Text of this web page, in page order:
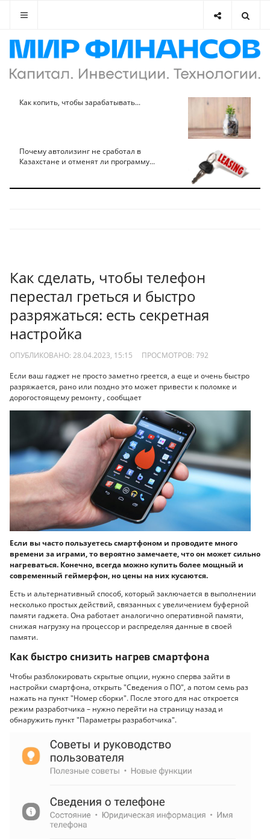
Как копить, чтобы зарабатывать...
Почему автолизинг не сработал в
Казахстане и отменят ли программу...
Как сделать, чтобы телефон
перестал греться и быстро
разряжаться: есть секретная
настройка
ОПУБЛИКОВАНО: 28.04.2023, 15:15 ПРОСМОТРОВ: 792
Если ваш гаджет не просто заметно греется, а еще и очень быстро
разряжается, рано или поздно это может привести к поломке и
дорогостоящему ремонту , сообщает
Если вы часто пользуетесь смартфоном и проводите много
времени за играми, то вероятно замечаете, что он может сильно
нагреваться. Конечно, всегда можно купить более мощный и
современный геймерфон, но цены на них кусаются.
Есть и альтернативный способ, который заключается в выполнении
несколько простых действий, связанных с увеличением буферной
памяти гаджета. Она работает аналогично оперативной памяти,
снижая нагрузку на процессор и распределяя данные в своей
памяти.
Как быстро снизить нагрев смартфона
Чтобы разблокировать скрытые опции, нужно сперва зайти в
настройки смартфона, открыть "Сведения о ПО", а потом семь раз
нажать на пункт "Номер сборки". После этого для нас откроется
режим разработчика – нужно перейти на страницу назад и
обнаружить пункт "Параметры разработчика".